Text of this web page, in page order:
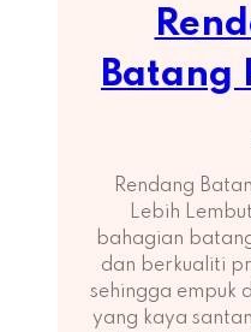
Batang
Rendang
Lebih
bahagian
dan berkualiti
sehingga empuk
yang kaya